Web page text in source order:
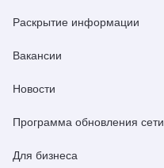
Раскрытие информации
Вакансии
Новости
Программа обновления сети
Для бизнеса